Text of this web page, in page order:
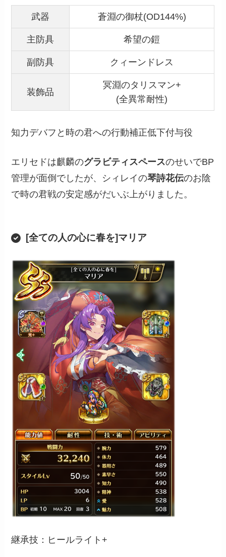
武器 蒼淵の御杖(OD144%)
主防具 希望の鎧
副防具 クィーンドレス
装飾品
冥淵のタリスマン+
(全異常耐性)
知力デバフと時の君への行動補正低下付与役
エリセドは麒麟のグラビティスペースのせいでBP
管理が面倒でしたが、シィレイの琴詩花伝のお陰
で時の君戦の安定感がだいぶ上がりました。
[全ての人の心に春を]マリア
継承技：ヒールライト+